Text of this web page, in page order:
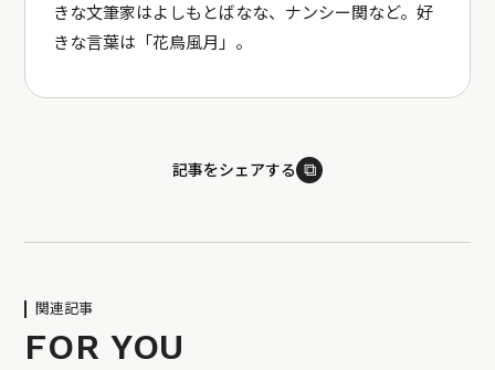
きな文筆家はよしもとばなな、ナンシー関など。好
きな言葉は「花鳥風月」。
記事をシェアする ⧉
関連記事
FOR YOU